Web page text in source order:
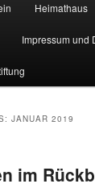
Heimathaus
Impressum und
JANUAR 2019
im